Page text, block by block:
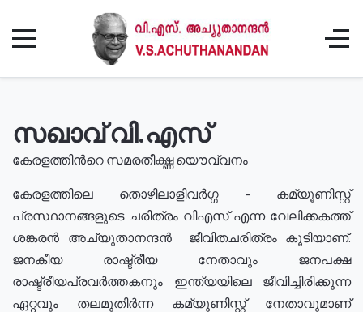
സഖാവ് വി.എസ്
കേരളത്തിൻറെ സമരതീക്ഷ്ണ യൌവ്വനം
കേരളത്തിലെ തൊഴിലാളിവർഗ്ഗ - കമ്യൂണിസ്റ്റ്
പ്രസ്ഥാനങ്ങളുടെ ചരിത്രം വിഎസ് എന്ന വേലിക്കകത്ത്
ശങ്കരൻ അച്യുതാനന്ദൻ ജീവിതചരിത്രം കൂടിയാണ്.
ജനകീയ രാഷ്ട്രീയ നേതാവും ജനപക്ഷ
രാഷ്ട്രീയപ്രവർത്തകനും ഇന്ത്യയിലെ ജീവിച്ചിരിക്കുന്ന
ഏറ്റവും തലമുതിർന്ന കമ്യൂണിസ്റ്റ് നേതാവുമാണ്